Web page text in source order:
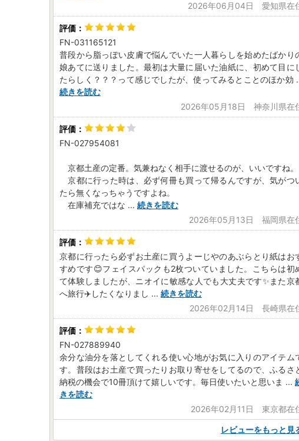
2026年06月04日 愛知県在
FN-031165121
普段から脂っぽい皮膚で悩んでいた一人暮らしを始めたばかり
娘あてに送りました。最初は大量に届いた油紙に、初めて目に
たらしく？？？って感じでしたが、使ってみるとことのほか効
続きを読む
2026年05月18日 神奈川県在
FN-027954081
京都土産の定番。気兼ねなく相手に渡せるのが、いいですね。
京都に行った時は、必ず何冊も買って帰るんですが、気がつ
たら無くなっちゃうですよね。
在庫補充ではな ... 続きを読む
2026年05月13日 福岡県在
京都に行ったら必ずお土産に買うよーじやのあぶらとり紙はお
すめです😊フェイスパックも2枚ついていました。こちらは初
て体験しましたが、ニオイに敏感な人でも大丈夫です✨また京
へ旅行✈️したくなりまし ... 続きを読む
2026年02月14日 長崎県在
FN-027889940
余分な油分を落としてくれる使い心地がお気に入りのアイテム
す。普段はお土産で買ったりお取り寄せをしてるので、ふるさ
納税の機会で10冊頂けて嬉しいです。毎日使いたいと思いま ...
きを読む
2026年02月11日 東京都在
レビューをもっと見